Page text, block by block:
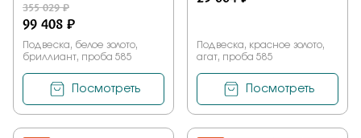
355 029 ₽
99 408 ₽
Подвеска, белое золото,
бриллиант, проба 585
Посмотреть
Подвеска, красное золото,
агат, проба 585
Посмотреть